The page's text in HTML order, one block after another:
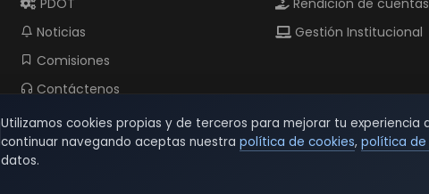
PDOT
Noticias
Comisiones
Contáctenos
Rendición de cuentas
Gestión Institucional
Utilizamos cookies propias y de terceros para mejorar tu experiencia
continuar navegando aceptas nuestra política de cookies, política de
datos.